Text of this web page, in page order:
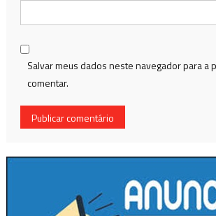
Salvar meus dados neste navegador para a
comentar.